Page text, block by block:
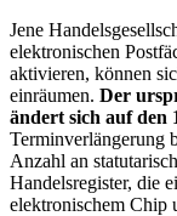
Jene
elektronischen
aktivieren, können
einräumen. Der
ändert sich auf den
Terminverlängerung
Anzahl an
Handelsregister, die
elektronischem Chip